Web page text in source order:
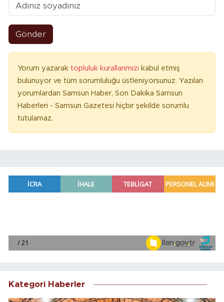
Gönder
Yorum yazarak topluluk kurallarımızı kabul etmiş
bulunuyor ve tüm sorumluluğu üstleniyorsunuz. Yazılan
yorumlardan Samsun Haber, Son Dakika Samsun
Haberleri - Samsun Gazetesi hiçbir şekilde sorumlu
tutulamaz.
Kategori Haberler